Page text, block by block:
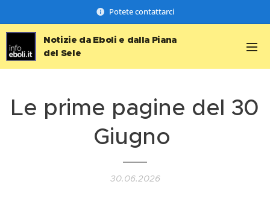
Potete contattarci
Notizie da Eboli e dalla Piana
del Sele
Le prime pagine del 30
Giugno
30.06.2026